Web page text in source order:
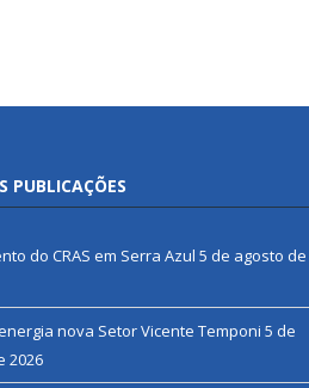
PUBLICAÇÕES
do CRAS em Serra Azul 5 de agosto de
nova Setor Vicente Temponi 5 de
2026